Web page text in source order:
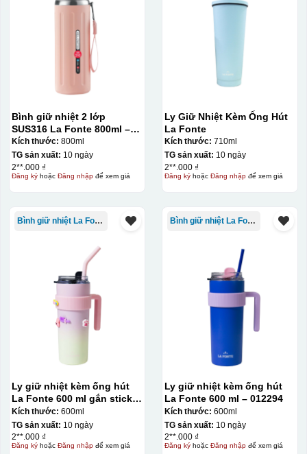
Bình giữ nhiệt 2 lớp
SUS316 La Fonte 800ml –
012720
Kích thước: 800ml
TG sản xuất: 10 ngày
2**.000 ₫
Đăng kýhoặc Đăng nhậpđể xem giá
Ly Giữ Nhiệt Kèm Ống Hút
La Fonte
Kích thước: 710ml
TG sản xuất: 10 ngày
2**.000 ₫
Đăng kýhoặc Đăng nhậpđể xem giá
Bình giữ nhiệt La Fonte
Ly giữ nhiệt kèm ống hút
La Fonte 600 ml gắn sticker
– 012294
Kích thước: 600ml
TG sản xuất: 10 ngày
2**.000 ₫
Đăng kýhoặc Đăng nhậpđể xem giá
Bình giữ nhiệt La Fonte
Ly giữ nhiệt kèm ống hút
La Fonte 600 ml – 012294
Kích thước: 600ml
TG sản xuất: 10 ngày
2**.000 ₫
Đăng kýhoặc Đăng nhậpđể xem giá